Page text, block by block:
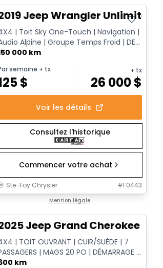
Jeep Wrangler Unlimited
| Toit Sky One-Touch | Navigation |
Alpine | Groupe Temps Froid | DEL
Surveillance des a...
000 km
semaine + tx
$
+ tx
26 000$
Voir les détails
Consultez l'historique
Commencer votre achat
Ste-Foy Chrysler #F0443
Mention légale
Très bonne offre
Jeep Grand Cherokee L
| TOIT OUVRANT | CUIR/SUÈDE | 7
| MAGS 20 PO | DÉMARRAGE À
km